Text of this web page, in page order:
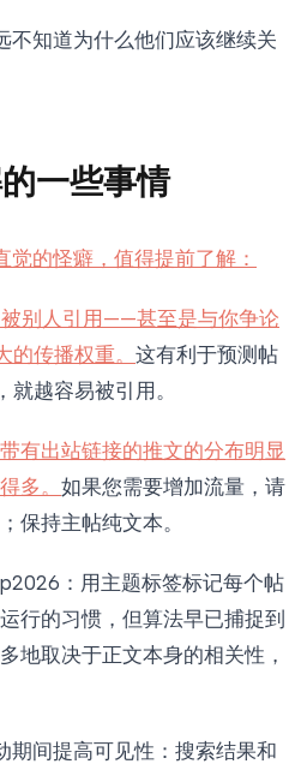
不知道为什么他们应该继续关
一些事情
的怪癖，值得提前了解：
别人引用——甚至是与你争论
传播权重。 这有利于预测帖
越容易被引用。
有出站链接的推文的分布明显
多。 如果您需要增加流量，请
保持主帖纯文本。
：用主题标签标记每个帖
行的习惯，但算法早已捕捉到
地取决于正文本身的相关性，
期间提高可见性：搜索结果和